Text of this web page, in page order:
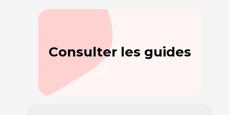
Consulter les guides